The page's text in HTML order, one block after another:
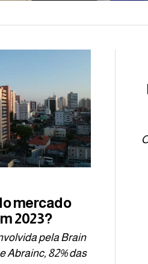
mercado
2023?
pela Brain
Abrainc, 82% das